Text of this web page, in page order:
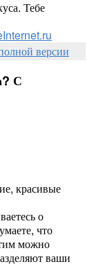
Тебе
версии
С
красивые
о
что
можно
ваши